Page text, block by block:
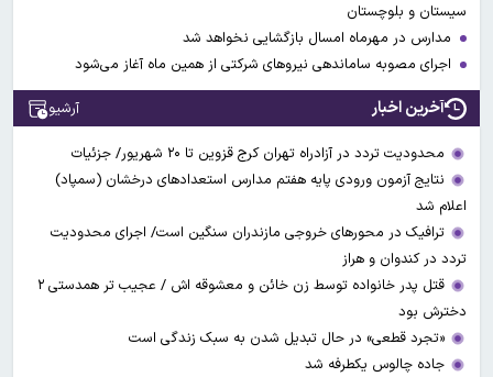
سیستان و بلوچستان
مدارس در مهرماه امسال بازگشایی نخواهد شد
اجرای مصوبه ساماندهی نیرو‌های شرکتی از همین ماه آغاز می‌شود
آخرین اخبار آرشیو
محدودیت تردد در آزادراه تهران کرج قزوین تا ۲۰ شهریور/ جزئیات
نتایج آزمون ورودی پایه هفتم مدارس استعدادهای درخشان (سمپاد)
اعلام شد
ترافیک در محورهای خروجی مازندران سنگین است/ اجرای محدودیت
تردد در کندوان و هراز
قتل پدر خانواده توسط زن خائن و معشوقه اش / عجیب تر همدستی ۲
دخترش بود
«تجرد قطعی» در حال تبدیل شدن به سبک زندگی است
جاده چالوس یکطرفه شد